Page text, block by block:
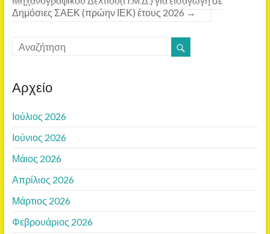
Δημόσιες ΣΑΕΚ (πρώην ΙΕΚ) έτους 2026 →
Αρχείο
Ιούλιος 2026
Ιούνιος 2026
Μάιος 2026
Απρίλιος 2026
Μάρτιος 2026
Φεβρουάριος 2026